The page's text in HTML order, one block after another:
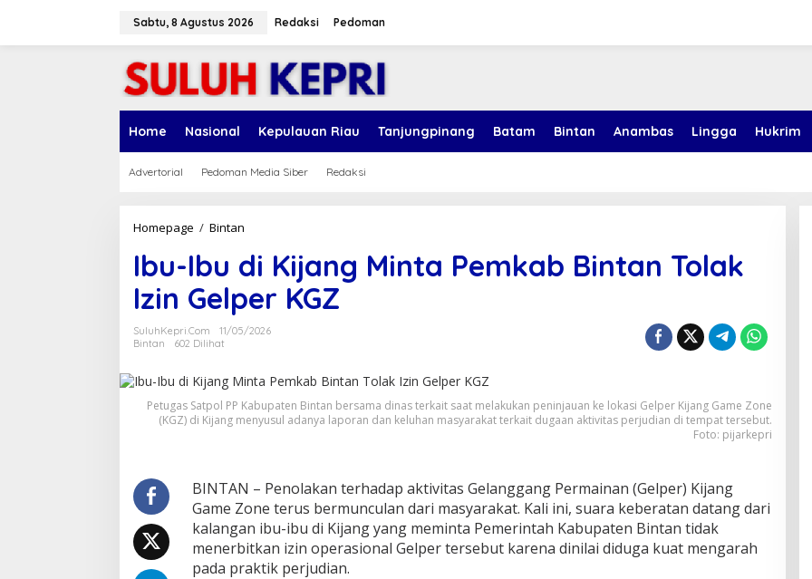
Sabtu, 8 Agustus 2026 Redaksi Pedoman
Home Nasional Kepulauan Riau Tanjungpinang Batam Bintan Anambas Lingga Hukrim
Advertorial Pedoman Media Siber Redaksi
Homepage / Bintan
u
-
I
b
u
K
i
j
a
i
n
a
P
e
Ibu-Ibu di Kijang Minta Pemkab Bintan Tolak
Izin Gelper KGZ
SuluhKepri.com
11/05/2026
Bintan
602 Dilihat
Petugas Satpol PP Kabupaten Bintan bersama dinas terkait saat melakukan peninjauan ke lokasi Gelper Kijang Game Zone
(KGZ) di Kijang menyusul adanya laporan dan keluhan masyarakat terkait dugaan aktivitas perjudian di tempat tersebut.
Foto: pijarkepri
BINTAN – Penolakan terhadap aktivitas Gelanggang Permainan (Gelper) Kijang
Game Zone terus bermunculan dari masyarakat. Kali ini, suara keberatan datang dari
kalangan ibu-ibu di Kijang yang meminta Pemerintah Kabupaten Bintan tidak
menerbitkan izin operasional Gelper tersebut karena dinilai diduga kuat mengarah
pada praktik perjudian.